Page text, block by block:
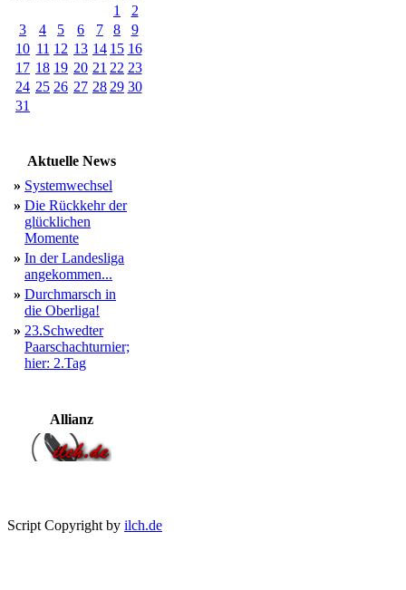
1
2
3
4 5 6 7 8
9
10 11 12 13 14 15 16
17 18 19 20 21 22 23
24 25 26 27 28 29 30
31
Aktuelle News
» Systemwechsel
» Die Rückkehr der
glücklichen
Momente
» In der Landesliga
angekommen...
» Durchmarsch in
die Oberliga!
» 23.Schwedter
Paarschachturnier;
hier: 2.Tag
Allianz
Script Copyright by ilch.de